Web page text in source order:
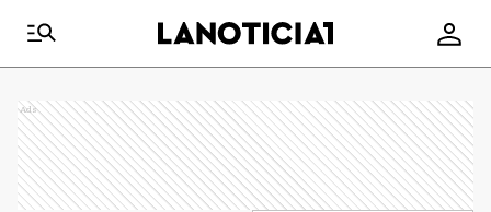
Ads